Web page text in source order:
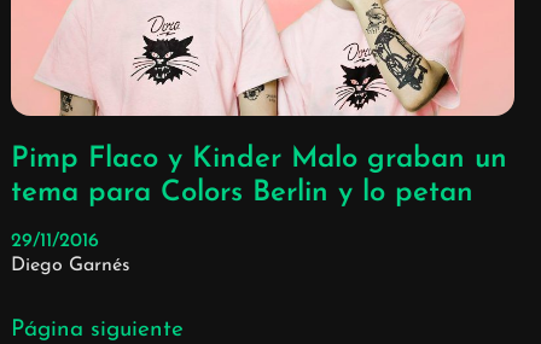
Pimp Flaco y Kinder Malo graban un
tema para Colors Berlin y lo petan
29/11/2016
Diego Garnés
Página siguiente